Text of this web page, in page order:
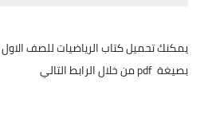
يمكنك تحميل كتاب الرياضيات للصف
بصيغة pdf من خلال الرابط التالي